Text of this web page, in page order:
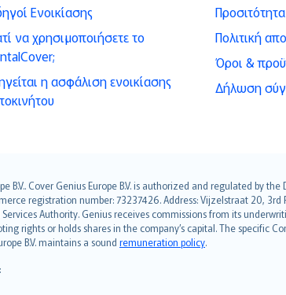
Ενοικίασης
να χρησιμοποιήσετε το
η ασφάλιση ενοικίασης
Προσιτότητα
Πολιτική
Όροι &
Δήλωση
B.V.. Cover Genius Europe B.V. is authorized and regulated
registration number: 73237426. Address: Vijzelstraat 20,
Authority. Genius receives commissions from its
rights or holds shares in the company’s capital. The specific
B.V. maintains a sound remuneration policy.